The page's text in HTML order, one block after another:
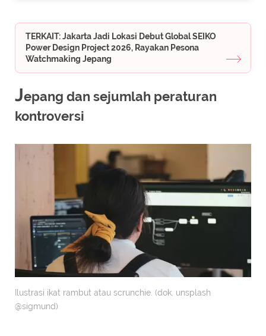
TERKAIT: Jakarta Jadi Lokasi Debut Global SEIKO
Power Design Project 2026, Rayakan Pesona
Watchmaking Jepang
Jepang dan sejumlah peraturan
kontroversi
Ilustrasi ikat rambut atau scrunchie. (dok. unsplash
@sigmund)